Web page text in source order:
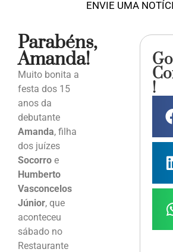
ENVIE UMA
Parabéns,
Amanda!
Muito bonita a
festa dos 15
anos da
debutante
Amanda, filha
dos juízes
Socorro e
Humberto
Vasconcelos
Júnior, que
aconteceu
sábado no
Restaurante
!